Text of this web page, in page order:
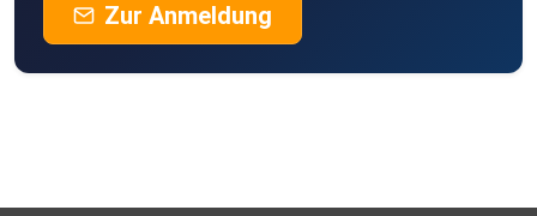
Zur Anmeldung